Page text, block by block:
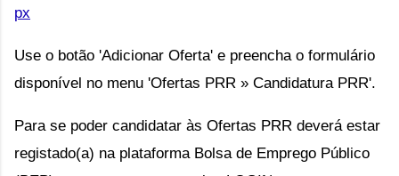
px
Use o botão 'Adicionar Oferta' e preencha o formulário
disponível no menu 'Ofertas PRR » Candidatura PRR'.
Para se poder candidatar às Ofertas PRR deverá estar
registado(a) na plataforma Bolsa de Emprego Público